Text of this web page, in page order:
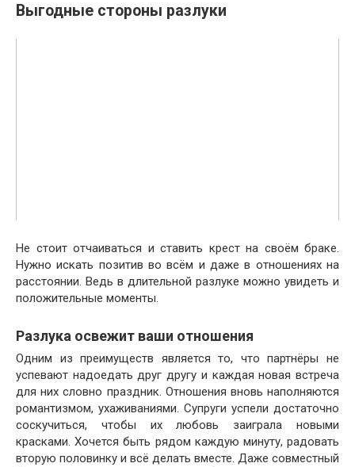
Выгодные стороны разлуки
Не стоит отчаиваться и ставить крест на своём браке.
Нужно искать позитив во всём и даже в отношениях на
расстоянии. Ведь в длительной разлуке можно увидеть и
положительные моменты.
Разлука освежит ваши отношения
Одним из преимуществ является то, что партнёры не
успевают надоедать друг другу и каждая новая встреча
для них словно праздник. Отношения вновь наполняются
романтизмом, ухаживаниями. Супруги успели достаточно
соскучиться, чтобы их любовь заиграла новыми
красками. Хочется быть рядом каждую минуту, радовать
вторую половинку и всё делать вместе. Даже совместный